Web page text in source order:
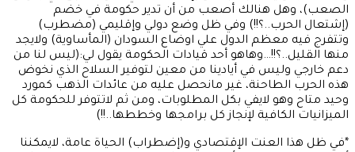
الصعب)، وهل هنالك أصعب من أن تدير حكومة في خضم
(إشتعال الحرب..؟!!) وفي ظل وضع دولي وإقليمي (مضطرب)
وتتفرج فيه معظم الدول علي اوضاع السودان (المأساوية) ولايجد
منها القليل..؟!!…وهاهو أحد قيادات الحكومة يقول لي:(ليس لنا من
دعم خارجي وليس في أيادينا من معين لتوفير السلاح الذي نخوض
هذه الحرب الطاحنة، غير مانحصل عليه من عائدات الذهب كمورد
وحيد متاح وهو لايفي بكل المطلوبات، ومن ثم لاتتوفر للحكومة كل
الميزانيات الكافية لإنجاز كل برامجها وخططها..!!)
*في ظل هذا العنت الإقتصادي و(إضطراب) الحياة عامة، لايمكننا